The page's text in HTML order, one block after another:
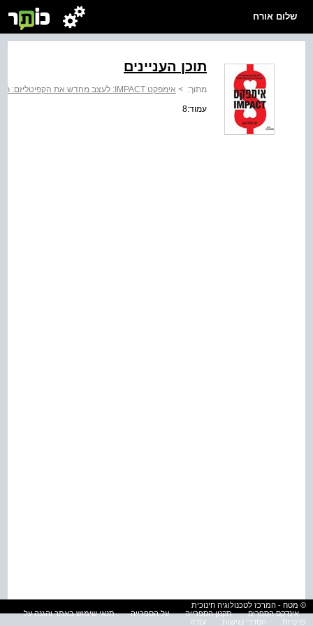
שלום אורח
תוכן העניינים
מתוך: > אימפקט IMPACT: לעצב מחדש את הקפיטליזם: רווח כלכלי לצד רווח חברתי וסביבתי
עמוד:8
© מטח - המרכז לטכנולוגיה חינוכית
אינדקס הספרים
תקנון הספרייה על הספרייה
תנאי שימוש באתר והגנה על
פרטיות
הסדרי נגישות עזרה